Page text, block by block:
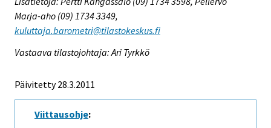
Marja-aho (09) 1734 3349,
kuluttaja.barometri@tilastokeskus.fi
Vastaava tilastojohtaja: Ari Tyrkkö
Päivitetty 28.3.2011
Viittausohje: